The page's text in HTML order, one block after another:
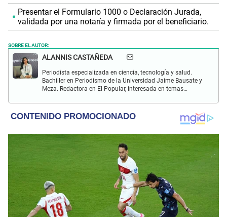
Presentar el Formulario 1000 o Declaración Jurada,
validada por una notaría y firmada por el beneficiario.
SOBRE EL AUTOR:
ALANNIS CASTAÑEDA
Periodista especializada en ciencia, tecnología y salud.
Bachiller en Periodismo de la Universidad Jaime Bausate y
Meza. Redactora en El Popular, interesada en temas
astronómicos, hallazgos y más.